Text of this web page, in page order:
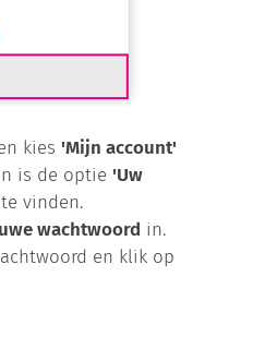
kies 'Mijn account'
is de optie 'Uw
te vinden.
wachtwoord in.
en klik op